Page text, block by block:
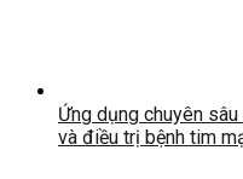
Ứng dụng chuyên
và điều trị bệnh tim